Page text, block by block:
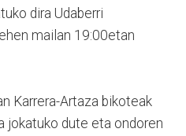
dira Udaberri
mailan 19:00etan
Karrera-Artaza bikoteak
jokatuko dute eta ondoren